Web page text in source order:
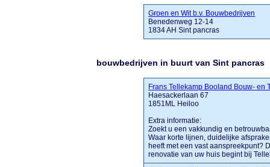
Groen en Wit b.v. Bouwbedrijven
Benedenweg 12-14
1834 AH Sint pancras
bouwbedrijven in buurt van Sint pancras
Frans Tellekamp Booland Bouw- en
Haesackerlaan 67
1851ML Heiloo
Extra informatie:
Zoekt u een vakkundig en
Waar korte lijnen, duidelijke
heeft met een vast aanspreekpunt?
renovatie van uw huis begint bij